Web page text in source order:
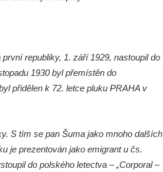
republiky, 1. září 1929, nastoupil do
1930 byl přemístěn do
přidělen k 72. letce pluku PRAHA v
S tím se pan Šuma jako mnoho dalších
je prezentován jako emigrant u čs.
do polského letectva – „Corporal –